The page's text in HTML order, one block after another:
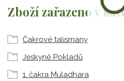
Zboží zařazeno v
Čakrové talismany
Jeskyně Pokladů
1. čakra Muladhara